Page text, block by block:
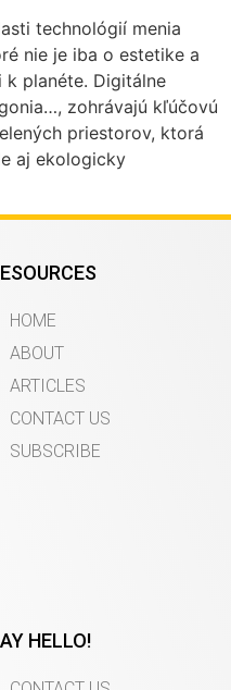
technológií menia
nie je iba o estetike a
planéte. Digitálne
zohrávajú kľúčovú
priestorov, ktorá
aj ekologicky
HOME
ABOUT
ARTICLES
CONTACT US
SUBSCRIBE
HELLO!